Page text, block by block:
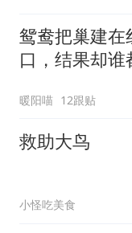
鸳鸯把巢建在
口，结果却谁
暖阳喵 12跟贴
救助大鸟
小怪吃美食